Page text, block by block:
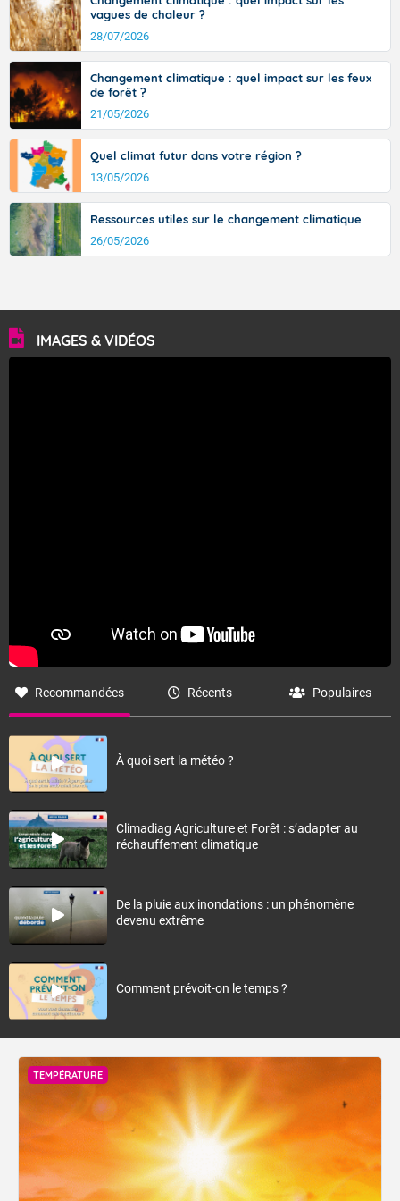
vagues de chaleur ?
28/07/2026
Changement climatique : quel impact sur les feux
de forêt ?
21/05/2026
Quel climat futur dans votre région ?
13/05/2026
Ressources utiles sur le changement climatique
26/05/2026
IMAGES & VIDÉOS
Recommandées Récents Populaires
À quoi sert la météo ?
Climadiag Agriculture et Forêt : s’adapter au
réchauffement climatique
De la pluie aux inondations : un phénomène
devenu extrême
Comment prévoit-on le temps ?
TEMPÉRATURE